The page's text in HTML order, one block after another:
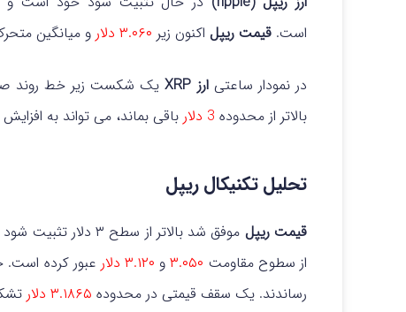
است. قیمت ریپل اکنون زیر ۳.۰۶۰ دلار و میانگین متحرک ساده ۱۰۰
در نمودار ساعتیارز XRP یک شکست زیر خط روند
بالاتر از محدوده
باقی بماند، می تواند به
تحلیل تکنیکال ریپل
قیمت ریپل
موفق شد بالاتر از
از سطوح مقاومت ۳.۰۵۰و ۳.۱۲۰ دلار عبور کرده است.
رساندند. یک سقف قیمتی در محدوده ۳.۱۸۶۵ دلار